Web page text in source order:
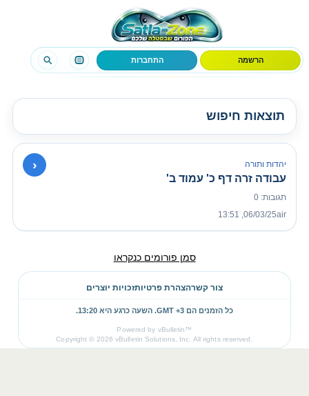
הרשמה התחברות
תוצאות חיפוש
› יהדות ותורה
עבודה זרה דף כ' עמוד ב'
תגובות: 0
air
06/03/25, 13:51
סמן פורומים כנקראו
צור קשרהצהרת פרטיותזכויות יוצרים
כל הזמנים הם GMT +3. השעה כרגע היא 13:20
.
Powered by vBulletin™
Copyright © 2026 vBulletin Solutions, Inc. All rights reserved.